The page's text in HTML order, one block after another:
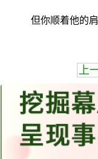
但你顺着他的
上